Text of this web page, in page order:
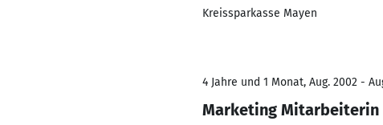
Kreissparkasse Mayen
4 Jahre und 1 Monat, Aug. 2002 -
Marketing Mitarbeiterin